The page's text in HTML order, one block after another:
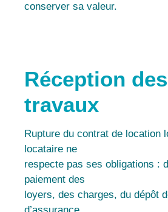
conserver sa valeur.
Réception des
travaux
Rupture du contrat de location
locataire ne
respecte pas ses obligations :
paiement des
loyers, des charges, du dépôt
d’assurance